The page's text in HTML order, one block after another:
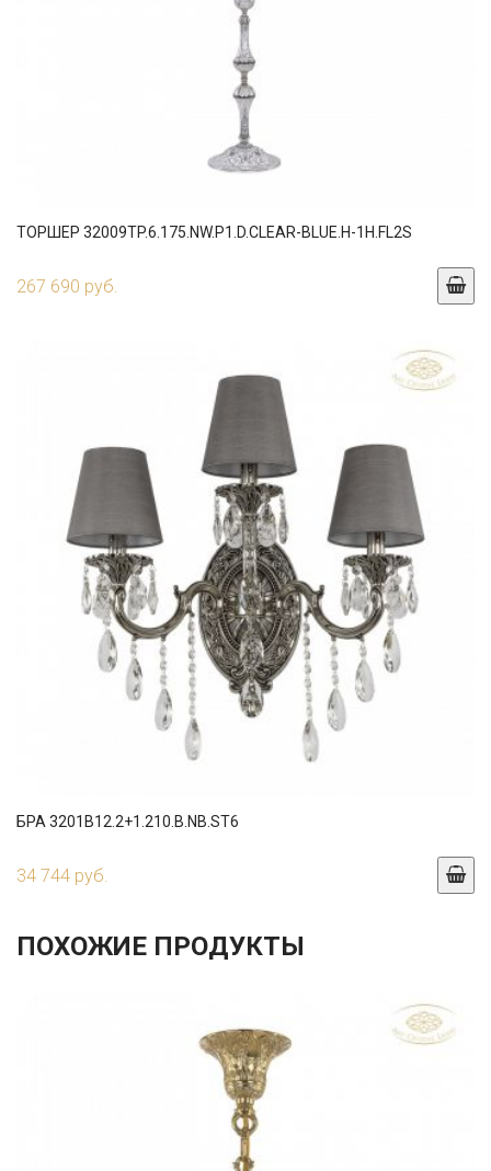
ТОРШЕР 32009TP.6.175.NW.P1.D.CLEAR-BLUE.H-1H.FL2S
267 690 руб.
БРА 3201B12.2+1.210.B.NB.ST6
34 744 руб.
ПОХОЖИЕ ПРОДУКТЫ